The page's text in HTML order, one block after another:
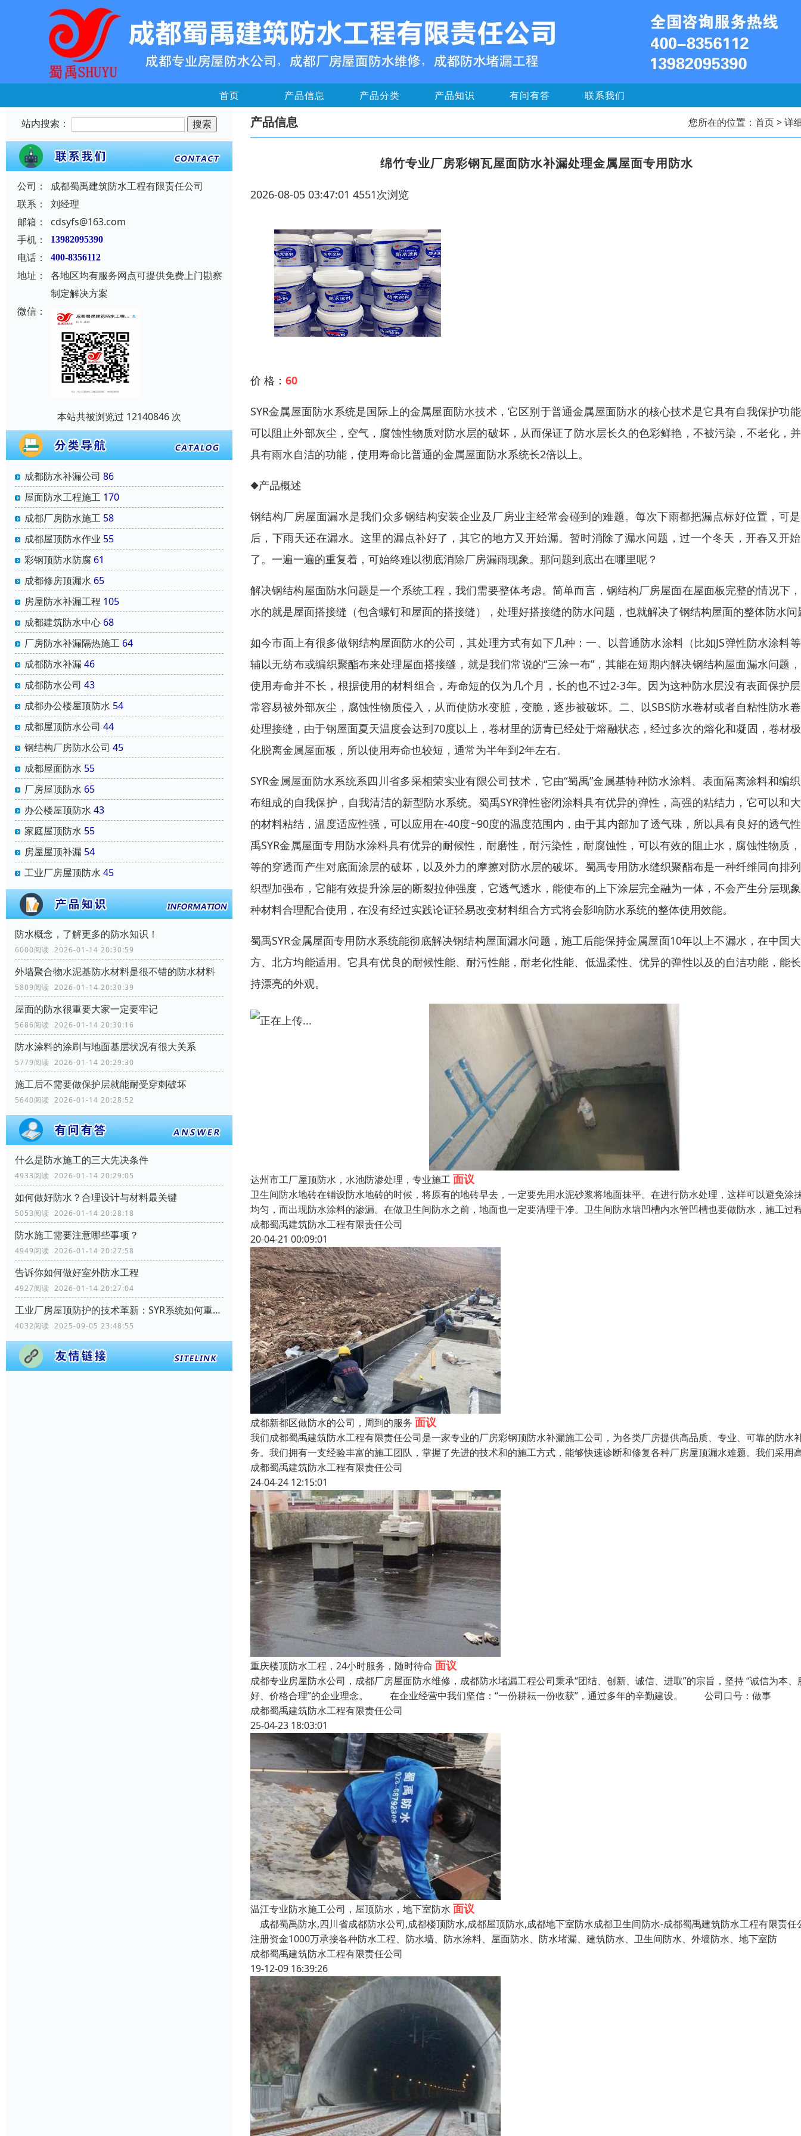
首页 产品信息 产品分类 产品知识 有问有答 联系我们
站内搜索：
公司：
成都蜀禹建筑防水工程有限责任公司
联系：
刘经理
邮箱：
cdsyfs@163.com
手机：
13982095390
电话： 400-8356112
地址：
各地区均有服务网点可提供免费上门勘察
制定解决方案
微信：
本站共被浏览过 12140846 次
成都防水补漏公司 86
屋面防水工程施工 170
成都厂房防水施工 58
成都屋顶防水作业 55
彩钢顶防水防腐 61
成都修房顶漏水 65
房屋防水补漏工程 105
成都建筑防水中心 68
厂房防水补漏隔热施工 64
成都防水补漏46
成都防水公司 43
成都办公楼屋顶防水 54
成都屋顶防水公司 44
钢结构厂房防水公司 45
成都屋面防水 55
厂房屋顶防水 65
办公楼屋顶防水 43
家庭屋顶防水 55
房屋屋顶补漏 54
工业厂房屋顶防水 45
防水概念，了解更多的防水知识！
6000阅读 2026-01-14 20:30:59
外墙聚合物水泥基防水材料是很不错的防水材料
5809阅读 2026-01-14 20:30:39
屋面的防水很重要大家一定要牢记
5686阅读 2026-01-14 20:30:16
防水涂料的涂刷与地面基层状况有很大关系
5779阅读 2026-01-14 20:29:30
施工后不需要做保护层就能耐受穿刺破坏
5640阅读 2026-01-14 20:28:52
什么是防水施工的三大先决条件
4933阅读 2026-01-14 20:29:05
如何做好防水？合理设计与材料最关键
5053阅读 2026-01-14 20:28:18
防水施工需要注意哪些事项？
4949阅读 2026-01-14 20:27:58
告诉你如何做好室外防水工程
4927阅读 2026-01-14 20:27:04
工业厂房屋顶防护的技术革新：SYR系统如何重塑行业标准
4032阅读 2025-09-05 23:48:55
产品信息 您所在的位置： 首页> 详
绵竹专业厂房彩钢瓦屋面防水补漏处理金属屋面专用防水
2026-08-05 03:47:01 4551次浏览
价 格： 60
SYR金属屋面防水系统是国际上的金属屋面防水技术，它区别于普通金属屋面防水的核心技术是它具有自我保护功
可以阻止外部灰尘，空气，腐蚀性物质对防水层的破坏，从而保证了防水层长久的色彩鲜艳，不被污染，不老化，
具有雨水自洁的功能，使用寿命比普通的金属屋面防水系统长2倍以上。
◆产品概述
钢结构厂房屋面漏水是我们众多钢结构安装企业及厂房业主经常会碰到的难题。每次下雨都把漏点标好位置，可
后，下雨天还在漏水。这里的漏点补好了，其它的地方又开始漏。暂时消除了漏水问题，过一个冬天，开春又开
了。一遍一遍的重复着，可始终难以彻底消除厂房漏雨现象。那问题到底出在哪里呢？
解决钢结构屋面防水问题是一个系统工程，我们需要整体考虑。简单而言，钢结构厂房屋面在屋面板完整的情况下
水的就是屋面搭接缝（包含螺钉和屋面的搭接缝），处理好搭接缝的防水问题，也就解决了钢结构屋面的整体防水问
如今市面上有很多做钢结构屋面防水的公司，其处理方式有如下几种：一、以普通防水涂料（比如JS弹性防水涂料
辅以无纺布或编织聚酯布来处理屋面搭接缝，就是我们常说的“三涂一布”，其能在短期内解决钢结构屋面漏水问题
使用寿命并不长，根据使用的材料组合，寿命短的仅为几个月，长的也不过2-3年。因为这种防水层没有表面保护
常容易被外部灰尘，腐蚀性物质侵入，从而使防水变脏，变脆，逐步被破坏。二、以SBS防水卷材或者自粘性防水
处理接缝，由于钢屋面夏天温度会达到70度以上，卷材里的沥青已经处于熔融状态，经过多次的熔化和凝固，卷材
化脱离金属屋面板，所以使用寿命也较短，通常为半年到2年左右。
SYR金属屋面防水系统系四川省多采相荣实业有限公司技术，它由“蜀禹”金属基特种防水涂料、表面隔离涂料和编
布组成的自我保护，自我清洁的新型防水系统。蜀禹SYR弹性密闭涂料具有优异的弹性，高强的粘结力，它可以和
的材料粘结，温度适应性强，可以应用在-40度~90度的温度范围内，由于其内部加了透气珠，所以具有良好的透气
禹SYR金属屋面专用防水涂料具有优异的耐候性，耐磨性，耐污染性，耐腐蚀性，可以有效的阻止水，腐蚀性物质
等的穿透而产生对底面涂层的破坏，以及外力的摩擦对防水层的破坏。蜀禹专用防水缝织聚酯布是一种纤维同向排
织型加强布，它能有效提升涂层的断裂拉伸强度，它透气透水，能使布的上下涂层完全融为一体，不会产生分层现
种材料合理配合使用，在没有经过实践论证轻易改变材料组合方式将会影响防水系统的整体使用效能。
蜀禹SYR金属屋面专用防水系统能彻底解决钢结构屋面漏水问题，施工后能保持金属屋面10年以上不漏水，在中国
方、北方均能适用。它具有优良的耐候性能、耐污性能，耐老化性能、低温柔性、优异的弹性以及的自洁功能，能
持漂亮的外观。
达州市工厂屋顶防水，水池防渗处理，专业施工面议
卫生间防水地砖在铺设防水地砖的时候，将原有的地砖早去，一定要先用水泥砂浆将地面抹平。在进行防水处理，这样可以避免涂
均匀，而出现防水涂料的渗漏。在做卫生间防水之前，地面也一定要清理干净。卫生间防水墙凹槽内水管凹槽也要做防水，施工过
成都蜀禹建筑防水工程有限责任公司
20-04-21 00:09:01
成都新都区做防水的公司，周到的服务 面议
我们成都蜀禹建筑防水工程有限责任公司是一家专业的厂房彩钢顶防水补漏施工公司，为各类厂房提供高品质、专业、可靠的防水
务。我们拥有一支经验丰富的施工团队，掌握了先进的技术和的施工方式，能够快速诊断和修复各种厂房屋顶漏水难题。我们采用
成都蜀禹建筑防水工程有限责任公司
24-04-24 12:15:01
重庆楼顶防水工程，24小时服务，随时待命 面议
成都专业房屋防水公司，成都厂房屋面防水维修，成都防水堵漏工程公司秉承“团结、创新、诚信、进取”的宗旨，坚持 “诚信为本、
好、价格合理”的企业理念。 在企业经营中我们坚信：“一份耕耘一份收获”，通过多年的辛勤建设。 公司口号：做事
成都蜀禹建筑防水工程有限责任公司
25-04-23 18:03:01
温江专业防水施工公司，屋顶防水，地下室防水 面议
成都蜀禹防水,四川省成都防水公司,成都楼顶防水,成都屋顶防水,成都地下室防水成都卫生间防水-成都蜀禹建筑防水工程有限责任
注册资金1000万承接各种防水工程、防水墙、防水涂料、屋面防水、防水堵漏、建筑防水、卫生间防水、外墙防水、地下室防
成都蜀禹建筑防水工程有限责任公司
19-12-09 16:39:26